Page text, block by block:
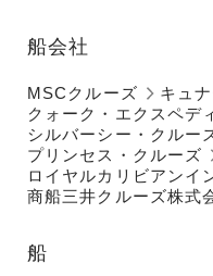
船会社
MSCクルーズ
キュ
クォーク・エクスペデ
シルバーシー・クルー
プリンセス・クルーズ
ロイヤルカリビアンイ
商船三井クルーズ株式
船